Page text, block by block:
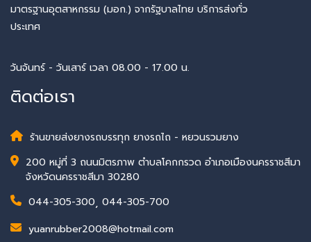
มาตรฐานอุตสาหกรรม (มอก.) จากรัฐบาลไทย บริการส่งทั่ว
ประเทศ
วันจันทร์ - วันเสาร์ เวลา 08.00 - 17.00 น.
ติดต่อเรา
ร้านขายส่งยางรถบรรทุก ยางรถไถ - หยวนรวมยาง
200 หมู่ที่ 3 ถนนมิตรภาพ ตำบลโคกกรวด อำเภอเมืองนครราชสีมา
จังหวัดนครราชสีมา 30280
044-305-300, 044-305-700
yuanrubber2008@hotmail.com